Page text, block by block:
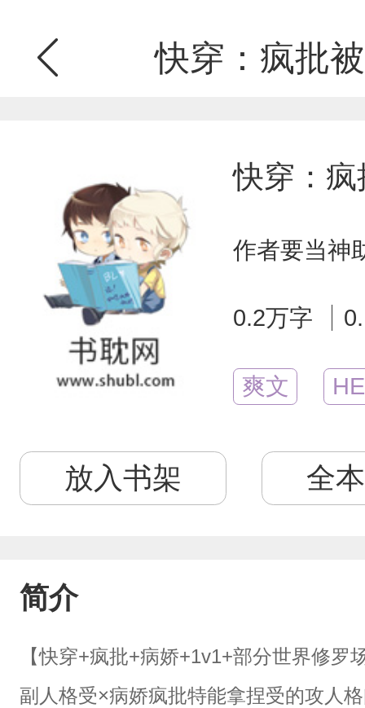
快穿：疯批
快穿：
作者要当神
0.2万字
爽文 HE
放入书架 全
简介
【快穿+疯批+病娇+1v1+部分世界修
副人格受×病娇疯批特能拿捏受的攻人